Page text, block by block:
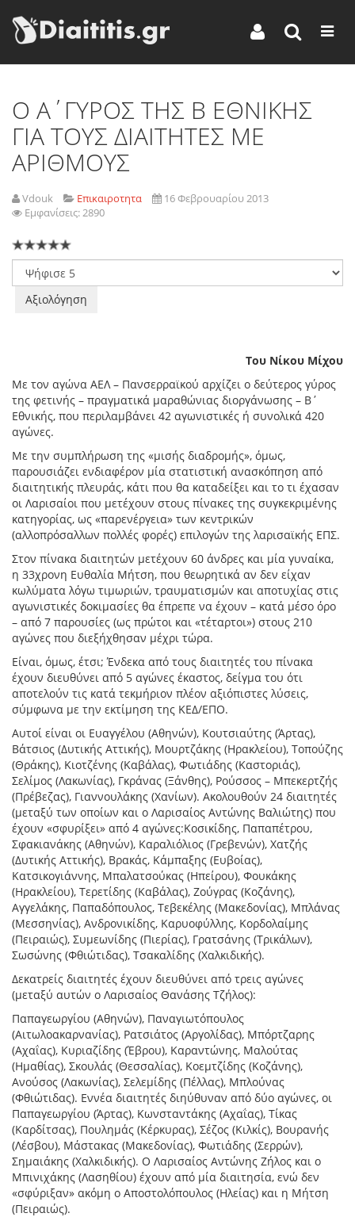
Ο Α΄ΓΥΡΟΣ ΤΗΣ Β ΕΘΝΙΚΗΣ
ΓΙΑ ΤΟΥΣ ΔΙΑΙΤΗΤΕΣ ΜΕ
ΑΡΙΘΜΟΥΣ
Vdouk Επικαιροτητα
16 Φεβρουαρίου 2013
Εμφανίσεις: 2890
Παρακαλώ
αξιολογήστε
Του Νίκου Μίχου
Με τον αγώνα ΑΕΛ – Πανσερραϊκού αρχίζει ο δεύτερος γύρος
της φετινής – πραγματικά μαραθώνιας διοργάνωσης – Β΄
Εθνικής, που περιλαμβάνει 42 αγωνιστικές ή συνολικά 420
αγώνες.
Με την συμπλήρωση της «μισής διαδρομής», όμως,
παρουσιάζει ενδιαφέρον μία στατιστική ανασκόπηση από
διαιτητικής πλευράς, κάτι που θα καταδείξει και το τι έχασαν
οι Λαρισαίοι που μετέχουν στους πίνακες της συγκεκριμένης
κατηγορίας, ως «παρενέργεια» των κεντρικών
(αλλοπρόσαλλων πολλές φορές) επιλογών της λαρισαϊκής ΕΠΣ.
Στον πίνακα διαιτητών μετέχουν 60 άνδρες και μία γυναίκα,
η 33χρονη Ευθαλία Μήτση, που θεωρητικά αν δεν είχαν
κωλύματα λόγω τιμωριών, τραυματισμών και αποτυχίας στις
αγωνιστικές δοκιμασίες θα έπρεπε να έχουν – κατά μέσο όρο
– από 7 παρουσίες (ως πρώτοι και «τέταρτοι») στους 210
αγώνες που διεξήχθησαν μέχρι τώρα.
Είναι, όμως, έτσι; Ένδεκα από τους διαιτητές του πίνακα
έχουν διευθύνει από 5 αγώνες έκαστος, δείγμα του ότι
αποτελούν τις κατά τεκμήριον πλέον αξιόπιστες λύσεις,
σύμφωνα με την εκτίμηση της ΚΕΔ/ΕΠΟ.
Αυτοί είναι οι Ευαγγέλου (Αθηνών), Κουτσιαύτης (Άρτας),
Βάτσιος (Δυτικής Αττικής), Μουρτζάκης (Ηρακλείου), Τοπούζης
(Θράκης), Κιοτζένης (Καβάλας), Φωτιάδης (Καστοριάς),
Σελίμος (Λακωνίας), Γκράνας (Ξάνθης), Ρούσσος – Μπεκερτζής
(Πρέβεζας), Γιαννουλάκης (Χανίων). Ακολουθούν 24 διαιτητές
(μεταξύ των οποίων και ο Λαρισαίος Αντώνης Βαλιώτης) που
έχουν «σφυρίξει» από 4 αγώνες:Κοσικίδης, Παπαπέτρου,
Σφακιανάκης (Αθηνών), Καραλιόλιος (Γρεβενών), Χατζής
(Δυτικής Αττικής), Βρακάς, Κάμπαξης (Ευβοίας),
Κατσικογιάννης, Μπαλατσούκας (Ηπείρου), Φουκάκης
(Ηρακλείου), Τερετίδης (Καβάλας), Ζούγρας (Κοζάνης),
Αγγελάκης, Παπαδόπουλος, Τεβεκέλης (Μακεδονίας), Μπλάνας
(Μεσσηνίας), Ανδρονικίδης, Καρυοφύλλης, Κορδολαίμης
(Πειραιώς), Συμεωνίδης (Πιερίας), Γρατσάνης (Τρικάλων),
Σωσώνης (Φθιώτιδας), Τσακαλίδης (Χαλκιδικής).
Δεκατρείς διαιτητές έχουν διευθύνει από τρεις αγώνες
(μεταξύ αυτών ο Λαρισαίος Θανάσης Τζήλος):
Παπαγεωργίου (Αθηνών), Παναγιωτόπουλος
(Αιτωλοακαρνανίας), Ρατσιάτος (Αργολίδας), Μπόρτζαρης
(Αχαΐας), Κυριαζίδης (Έβρου), Καραντώνης, Μαλούτας
(Ημαθίας), Σκουλάς (Θεσσαλίας), Κοεμτζίδης (Κοζάνης),
Ανούσος (Λακωνίας), Σελεμίδης (Πέλλας), Μπλούνας
(Φθιώτιδας). Εννέα διαιτητές διηύθυναν από δύο αγώνες, οι
Παπαγεωργίου (Άρτας), Κωνσταντάκης (Αχαΐας), Τίκας
(Καρδίτσας), Πουλημάς (Κέρκυρας), Σέζος (Κιλκίς), Βουρανής
(Λέσβου), Μάστακας (Μακεδονίας), Φωτιάδης (Σερρών),
Σημαιάκης (Χαλκιδικής). Ο Λαρισαίος Αντώνης Ζήλος και ο
Μπινιχάκης (Λασηθίου) έχουν από μία διαιτησία, ενώ δεν
«σφύριξαν» ακόμη ο Αποστολόπουλος (Ηλείας) και η Μήτση
(Πειραιώς).